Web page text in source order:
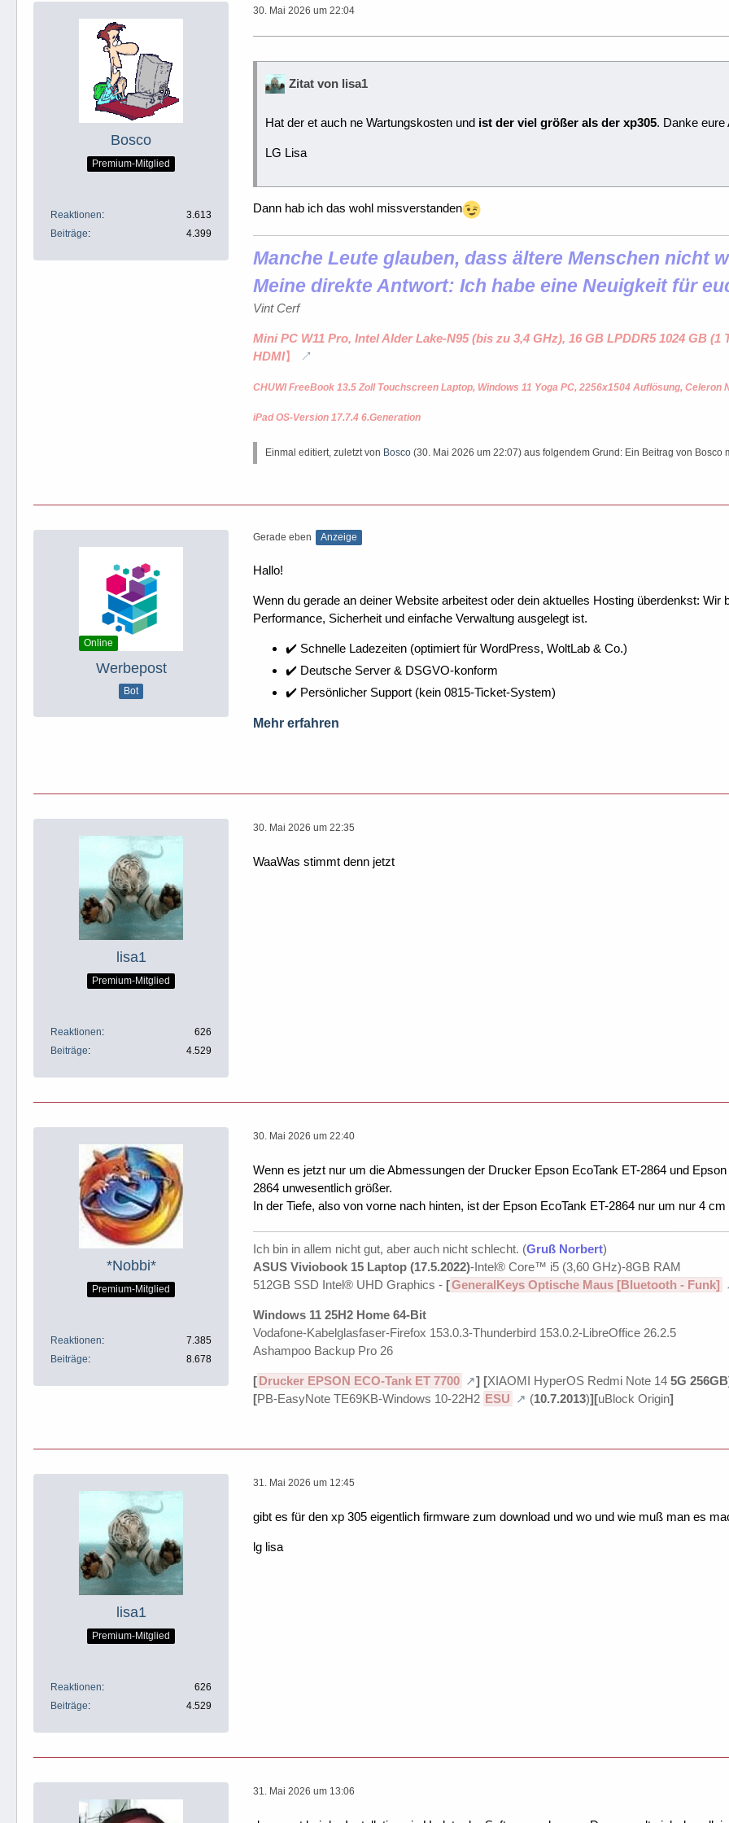
Bosco
Premium-Mitglied
Reaktionen
3.613
Beiträge
4.399
30. Mai 2026 um 22:04
Zitat von lisa1
Hat der et auch ne Wartungskosten und ist der viel größer als der xp305. Danke eure
LG Lisa
Dann hab ich das wohl missverstanden
Manche Leute glauben, dass ältere Menschen nicht
Meine direkte Antwort: Ich habe eine Neuigkeit für
Vint Cerf
Mini PC W11 Pro, Intel Alder Lake-N95 (bis zu 3,4 GHz), 16 GB LPDDR5 1024 GB
HDMI】
CHUWI FreeBook 13.5 Zoll Touchscreen Laptop, Windows 11 Yoga PC, 2256x1504 Auflösung, Celeron
iPad OS-Version 17.7.4 6.Generation
Einmal editiert, zuletzt von Bosco (30. Mai 2026 um 22:07) aus folgendem Grund: Ein Beitrag von Bosco
Online
Werbepost
Bot
Gerade eben Anzeige
Hallo!
Wenn du gerade an deiner Website arbeitest oder dein aktuelles Hosting überdenkst:
Performance, Sicherheit und einfache Verwaltung ausgelegt ist.
✔️ Schnelle Ladezeiten (optimiert für WordPress, WoltLab & Co.)
✔️ Deutsche Server & DSGVO-konform
✔️ Persönlicher Support (kein 0815-Ticket-System)
Mehr erfahren
lisa1
Premium-Mitglied
Reaktionen
626
Beiträge
4.529
30. Mai 2026 um 22:35
WaaWas stimmt denn jetzt
*Nobbi*
Premium-Mitglied
Reaktionen
7.385
Beiträge
8.678
30. Mai 2026 um 22:40
Wenn es jetzt nur um die Abmessungen der Drucker Epson EcoTank ET-2864 und
2864 unwesentlich größer.
In der Tiefe, also von vorne nach hinten, ist der Epson EcoTank ET-2864 nur um nur 4 cm
Ich bin in allem nicht gut, aber auch nicht schlecht. (Gruß Norbert)
ASUS Viviobook 15 Laptop (17.5.2022)-Intel® Core™ i5 (3,60 GHz)-8GB RAM
512GB SSD Intel® UHD Graphics - [GeneralKeys Optische Maus [Bluetooth - Funk]
Windows 11 25H2 Home 64-Bit
Vodafone-Kabelglasfaser-Firefox 153.0.3-Thunderbird 153.0.2-LibreOffice 26.2.5
Ashampoo Backup Pro 26
[Drucker EPSON ECO-Tank ET 7700 ] [XIAOMI HyperOS Redmi Note 14 5G
[PB-EasyNote TE69KB-Windows 10-22H2 ESU (10.7.2013)][uBlock Origin]
lisa1
Premium-Mitglied
Reaktionen
626
Beiträge
4.529
31. Mai 2026 um 12:45
gibt es für den xp 305 eigentlich firmware zum download und wo und wie muß man es
lg lisa
31. Mai 2026 um 13:06